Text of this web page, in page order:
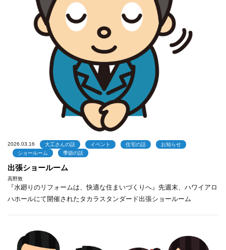
2026.03.16 大工さんの話 イベント 住宅の話
お知らせ
ショールーム
季節の話
出張ショールーム
高野敦
『水廻りのリフォームは、快適な住まいづくりへ』先週末、ハワイアロ
ハホールにて開催されたタカラスタンダード出張ショールーム